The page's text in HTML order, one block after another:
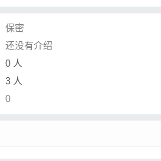
保密
还没有介绍
0 人
3 人
0